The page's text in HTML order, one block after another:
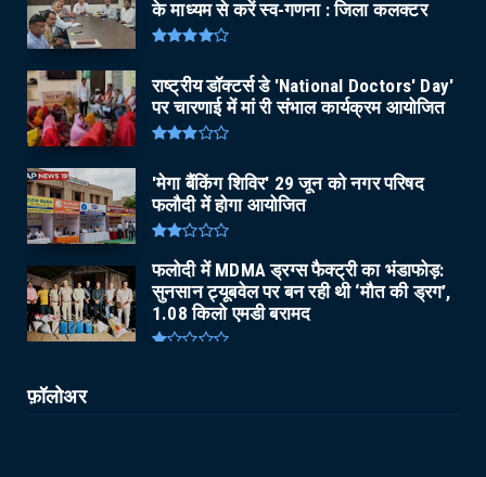
के माध्यम से करें स्व-गणना : जिला कलक्टर
राष्ट्रीय डॉक्टर्स डे 'National Doctors' Day'
पर चारणाई में मां री संभाल कार्यक्रम आयोजित
'मेगा बैंकिंग शिविर' 29 जून को नगर परिषद
फलौदी में होगा आयोजित
फलोदी में MDMA ड्रग्स फैक्ट्री का भंडाफोड़:
सुनसान ट्यूबवेल पर बन रही थी ‘मौत की ड्रग’,
1.08 किलो एमडी बरामद
फ़ॉलोअर